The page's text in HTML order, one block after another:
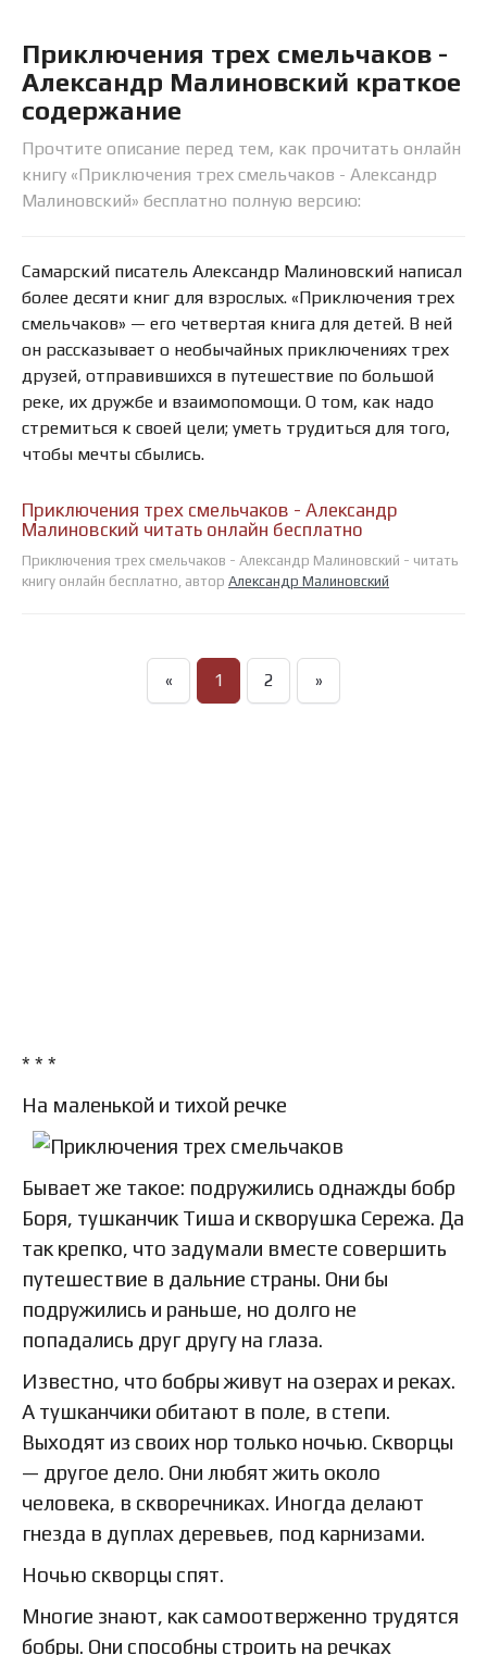
Приключения трех смельчаков -
Александр Малиновский краткое
содержание
Прочтите описание перед тем, как прочитать онлайн
книгу «Приключения трех смельчаков - Александр
Малиновский» бесплатно полную версию:
Самарский писатель Александр Малиновский написал
более десяти книг для взрослых. «Приключения трех
смельчаков» — его четвертая книга для детей. В ней
он рассказывает о необычайных приключениях трех
друзей, отправившихся в путешествие по большой
реке, их дружбе и взаимопомощи. О том, как надо
стремиться к своей цели; уметь трудиться для того,
чтобы мечты сбылись.
Приключения трех смельчаков - Александр
Малиновский читать онлайн бесплатно
Приключения трех смельчаков - Александр Малиновский - читать
книгу онлайн бесплатно, автор Александр Малиновский
« 1 2 »
* * *
На маленькой и тихой речке
Бывает же такое: подружились однажды бобр
Боря, тушканчик Тиша и скворушка Сережа. Да
так крепко, что задумали вместе совершить
путешествие в дальние страны. Они бы
подружились и раньше, но долго не
попадались друг другу на глаза.
Известно, что бобры живут на озерах и реках.
А тушканчики обитают в поле, в степи.
Выходят из своих нор только ночью. Скворцы
— другое дело. Они любят жить около
человека, в скворечниках. Иногда делают
гнезда в дуплах деревьев, под карнизами.
Ночью скворцы спят.
Многие знают, как самоотверженно трудятся
бобры. Они способны строить на речках